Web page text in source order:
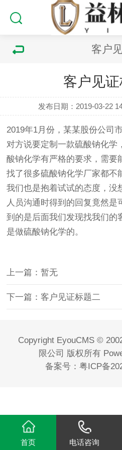
客户
客户见
发布日期：2019-03-22
2019年1月份，某某股份公司
对方说要定制一款硫酸钠化学
酸钠化学有严格的要求，需要
找了很多硫酸钠化学厂家都不
我们也是抱着试试的态度，没
人员沟通时得到的回复竟然是
到的是后面我们发现找我们的
是做硫酸钠化学的。
上一篇：暂无
下一篇：客户见证标题二
Copyright EyouCMS ©
限公司 版权所有
备案号： 粤ICP备
首页 电话咨询